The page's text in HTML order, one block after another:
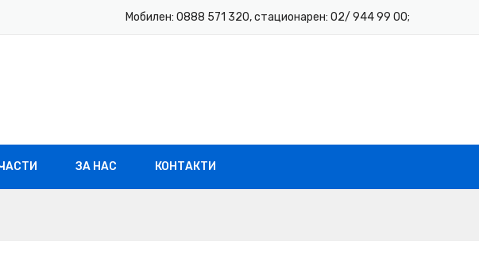
Мобилен: 0888 571 320, стационарен: 02/ 944 99 00;
ЗА НАС КОНТАКТИ